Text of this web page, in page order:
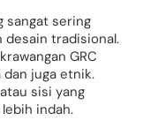
sangat sering
desain tradisional.
GRC
juga etnik.
sisi yang
indah.